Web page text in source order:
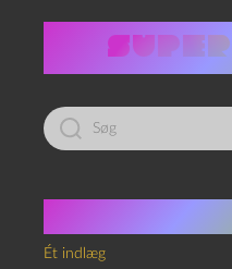
Led
efter:
Ét indlæg